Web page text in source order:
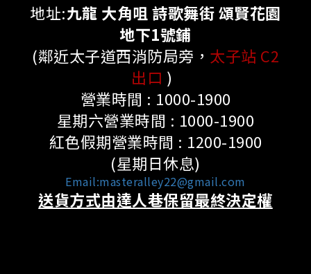
地址:九龍 大角咀 詩歌舞街 頌賢花園
地下1號鋪
(鄰近太子道西消防局旁， 太子站 C2
出口 )
營業時間 : 1000-1900
星期六營業時間 : 1000-1900
紅色假期營業時間 : 1200-1900
(星期日休息)
Email:masteralley22@gmail.com
送貨方式由達人巷保留最終決定權